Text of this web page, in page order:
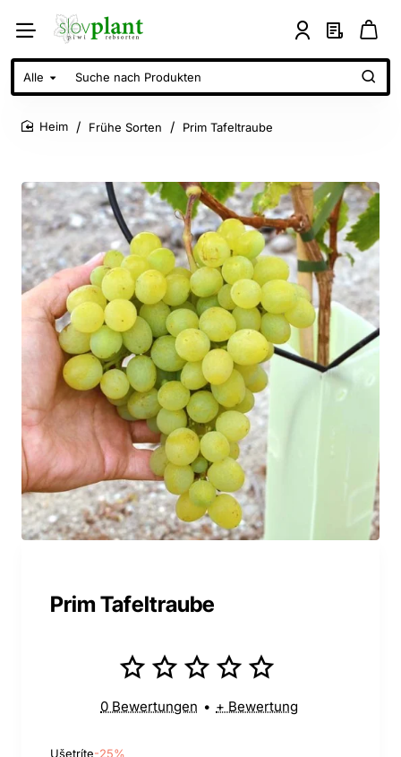
Alle
Suche
nach
Produkten
Frühe Sorten Prim Tafeltraube
Prim Tafeltraube
0 Bewertungen • + Bewertung
Ušetríte-25%